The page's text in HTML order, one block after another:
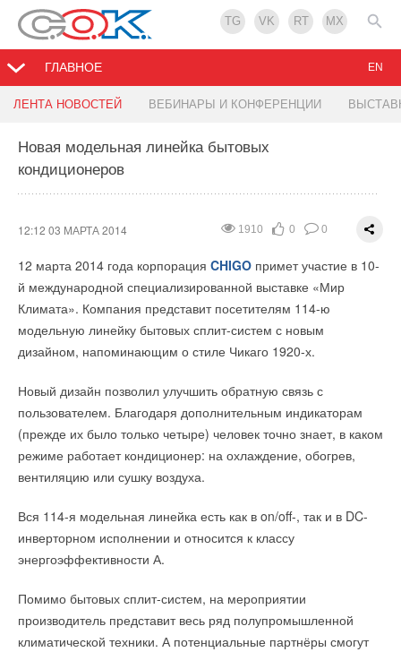
TG VK RT MX
ГЛАВНОЕ
ЛЕНТА НОВОСТЕЙ ВЕБИНАРЫ И КОНФЕРЕНЦИИ
EN
Новая модельная линейка бытовых
кондиционеров
1910 0 0
12:12 03 МАРТА 2014
12 марта 2014 года корпорация CHIGO примет участие в 10-
й международной специализированной выставке «Мир
Климата». Компания представит посетителям 114-ю
модельную линейку бытовых сплит-систем с новым
дизайном, напоминающим о стиле Чикаго 1920-х.
Новый дизайн позволил улучшить обратную связь с
пользователем. Благодаря дополнительным индикаторам
(прежде их было только четыре) человек точно знает, в каком
режиме работает кондиционер: на охлаждение, обогрев,
вентиляцию или сушку воздуха.
Вся 114-я модельная линейка есть как в on/off-, так и в DC-
инверторном исполнении и относится к классу
энергоэффективности А.
Помимо бытовых сплит-систем, на мероприятии
производитель представит весь ряд полупромышленной
климатической техники. А потенциальные партнёры смогут